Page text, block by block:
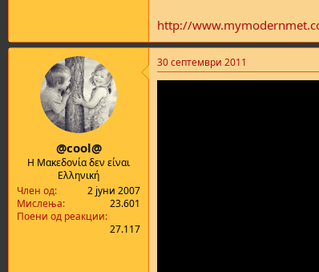
http://
@cool@
Η Μακεδονία δεν είναι
Ελληνική
Член од
2 јуни 2007
Мислења
23.601
Поени од реакции
27.117
30 септември 2011